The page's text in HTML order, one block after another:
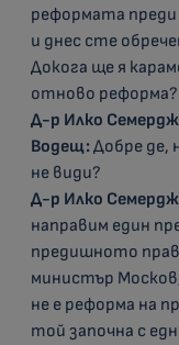
реформата
и днес сте
Докога ще я
отново реформа?
Д-р Илко
Водещ:Добре де,
не види?
Д-р Илко
направим един
предишното
министър
не е реформа на
той започна с